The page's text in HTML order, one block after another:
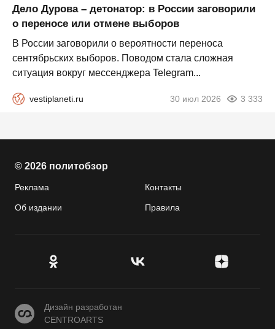
Дело Дурова – детонатор: в России заговорили
о переносе или отмене выборов
В России заговорили о вероятности переноса
сентябрьских выборов. Поводом стала сложная
ситуация вокруг мессенджера Telegram...
vestiplaneti.ru 30 июл 2026 3 333
© 2026 политобзор
Реклама Контакты
Об издании Правила
CENTROARTS